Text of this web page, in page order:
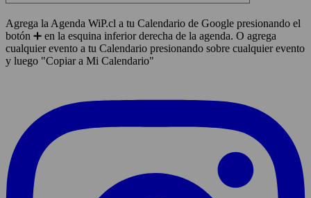
Agrega la Agenda WiP.cl a tu Calendario de Google presionando el
botón ➕ en la esquina inferior derecha de la agenda. O agrega
cualquier evento a tu Calendario presionando sobre cualquier evento
y luego "Copiar a Mi Calendario"